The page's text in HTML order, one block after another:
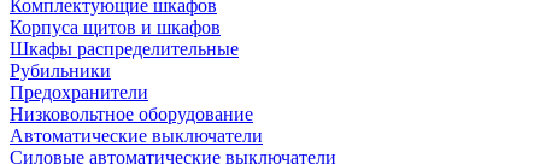
Комплектующие шкафов
Корпуса щитов и шкафов
Шкафы распределительные
Рубильники
Предохранители
Низковольтное оборудование
Автоматические выключатели
Силовые автоматические выключатели